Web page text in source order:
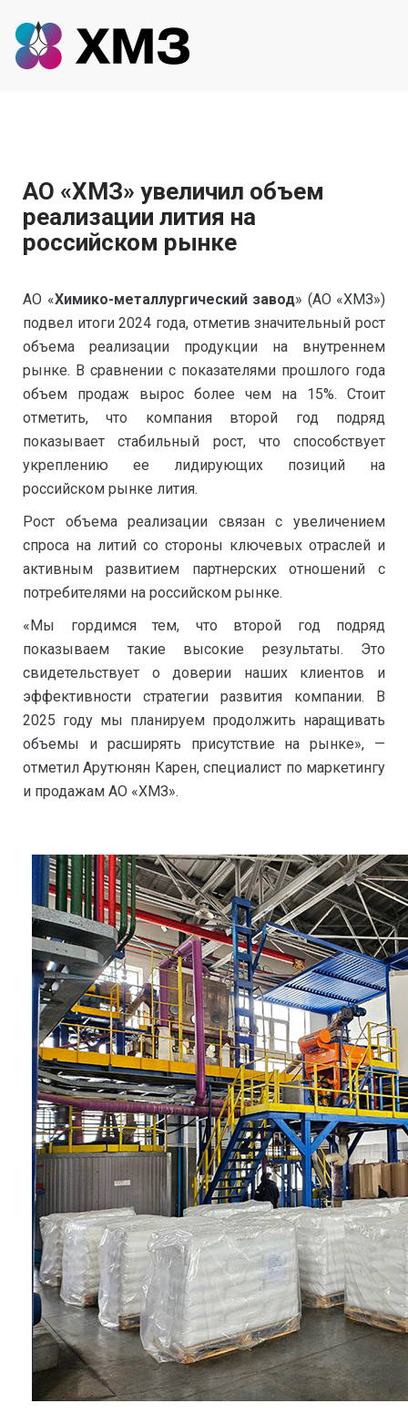
АО «ХМЗ» увеличил объем
реализации лития на
российском рынке
АО «Химико-металлургический завод» (АО «ХМЗ»)
подвел итоги 2024 года, отметив значительный рост
объема реализации продукции на внутреннем
рынке. В сравнении с показателями прошлого года
объем продаж вырос более чем на 15%. Стоит
отметить, что компания второй год подряд
показывает стабильный рост, что способствует
укреплению ее лидирующих позиций на
российском рынке лития.
Рост объема реализации связан с увеличением
спроса на литий со стороны ключевых отраслей и
активным развитием партнерских отношений с
потребителями на российском рынке.
«Мы гордимся тем, что второй год подряд
показываем такие высокие результаты. Это
свидетельствует о доверии наших клиентов и
эффективности стратегии развития компании. В
2025 году мы планируем продолжить наращивать
объемы и расширять присутствие на рынке», —
отметил Арутюнян Карен, специалист по маркетингу
и продажам АО «ХМЗ».